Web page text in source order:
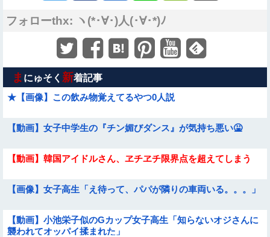
フォローthx: ヽ(*･∀･)人(･∀･*)ﾉ
ま にゅそく 新着記事
★【画像】この飲み物覚えてるやつ0人説
【動画】女子中学生の『チン媚びダンス』が気持ち悪い🤮
【動画】韓国アイドルさん、ヱチヱチ限界点を超えてしまう
【画像】女子高生「え待って、パパが隣りの車両いる。。。」
【動画】小池栄子似のGカップ女子高生「知らないオジさんに
襲われてオッパイ揉まれた」